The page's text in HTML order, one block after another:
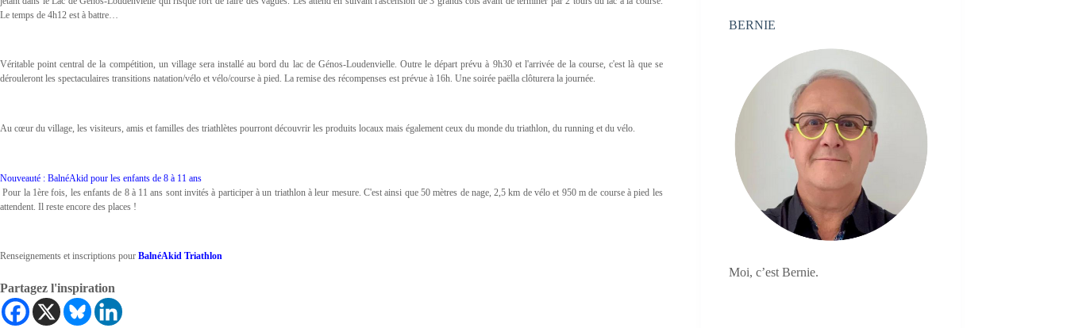
Le temps de 4h12 est à battre…
Véritable point central de la compétition, un village sera installé au bord du lac de Génos-Loudenvielle. Outre le départ prévu à 9h30 et l'arrivée de la course, c'est là que se
dérouleront les spectaculaires transitions natation/vélo et vélo/course à pied. La remise des récompenses est prévue à 16h. Une soirée paëlla clôturera la journée.
Au cœur du village, les visiteurs, amis et familles des triathlètes pourront découvrir les produits locaux mais également ceux du monde du triathlon, du running et du vélo.
Nouveauté : BalnéAkid pour les enfants de 8 à 11 ans
Pour la 1ère fois, les enfants de 8 à 11 ans sont invités à participer à un triathlon à leur mesure. C'est ainsi que 50 mètres de nage, 2,5 km de vélo et 950 m de course à pied les
attendent. Il reste encore des places !
Renseignements et inscriptions pour BalnéAkid Triathlon
Partagez l'inspiration
BERNIE
Moi, c’est Bernie.